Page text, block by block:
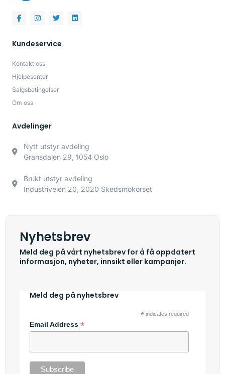
Kundeservice
Kontakt oss
Hjelpesenter
Salgsbetingelser
Om oss
Avdelinger
Nytt utstyr avdeling
Gransdalen 29, 1054 Oslo
Brukt utstyr avdeling
Industriveien 20, 2020 Skedsmokorset
Nyhetsbrev
Meld deg på vårt nyhetsbrev for å få oppdatert
informasjon, nyheter, innsikt eller kampanjer.
Meld deg på nyhetsbrev
*indicates required
Email Address *